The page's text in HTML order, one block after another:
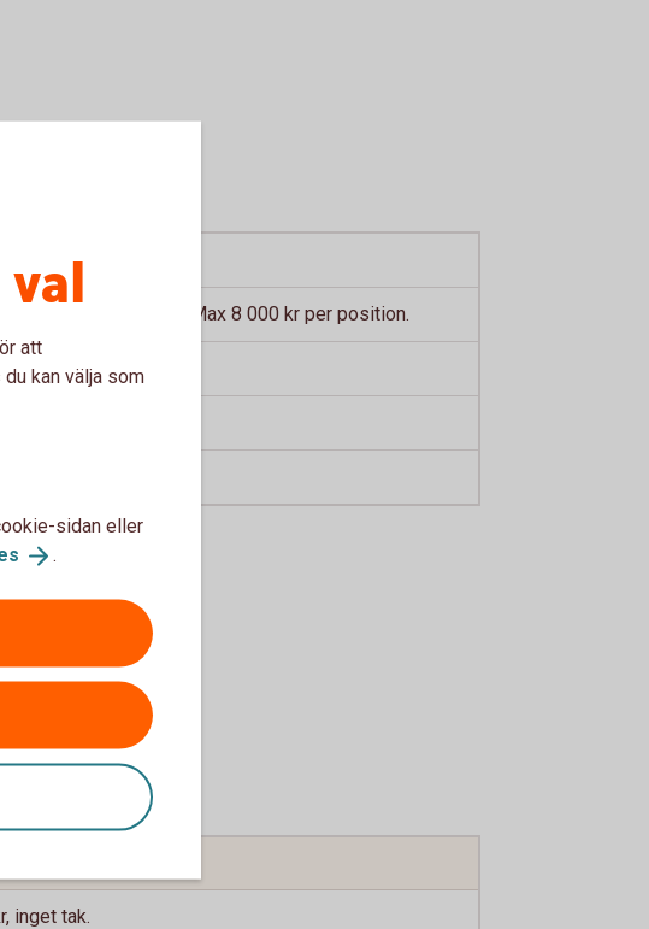
av likvidbeloppet
14 kr) per kontrakt. Max 8 000 kr per position.
av likvidbeloppet
inget tak.
att
kan välja som
sidan eller
.